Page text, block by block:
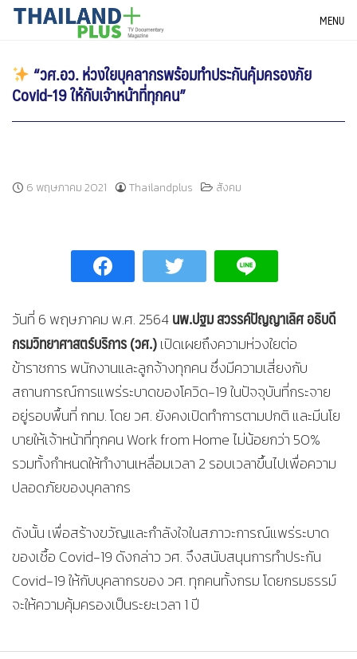
SkipTHAILANDPLUS NEWS MENU
“วศ.อว. ห่วงใยบุคลากรพร้อมทำประกันคุ้มครองภัย
Covid-19 ให้กับเจ้าหน้าที่ทุกคน”
6 พฤษภาคม 2021 Thailandplus สังคม
วันที่ 6 พฤษภาคม พ.ศ. 2564นพ.ปฐม สวรรค์ปัญญาเลิศ อธิบดี
กรมวิทยาศาสตร์บริการ (วศ.)เปิดเผยถึงความห่วงใยต่อ
ข้าราชการ พนักงานและลูกจ้างทุกคน ซึ่งมีความเสี่ยงกับ
สถานการณ์การแพร่ระบาดของโควิด-19 ในปัจจุบันที่กระจาย
อยู่รอบพื้นที่ กทม. โดย วศ. ยังคงเปิดทำการตามปกติ และมีนโย
บายให้เจ้าหน้าที่ทุกคน Work from Home ไม่น้อยกว่า 50%
รวมทั้งกำหนดให้ทำงานเหลื่อมเวลา 2 รอบเวลาขึ้นไปเพื่อความ
ปลอดภัยของบุคลากร
ดังนั้น เพื่อสร้างขวัญและกำลังใจในสภาวะการณ์แพร่ระบาด
ของเชื้อ Covid-19 ดังกล่าว วศ. จึงสนับสนุนการทำประกัน
Covid-19 ให้กับบุคลากรของ วศ. ทุกคนทั้งกรม โดยกรมธรรม์
จะให้ความคุ้มครองเป็นระยะเวลา 1 ปี